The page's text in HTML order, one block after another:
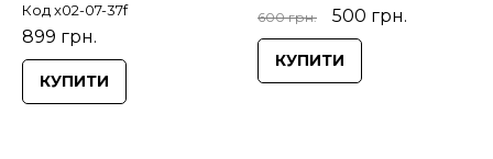
Код x02-07-37f
899 грн.
КУПИТИ
600 грн. 500 грн.
КУПИТИ